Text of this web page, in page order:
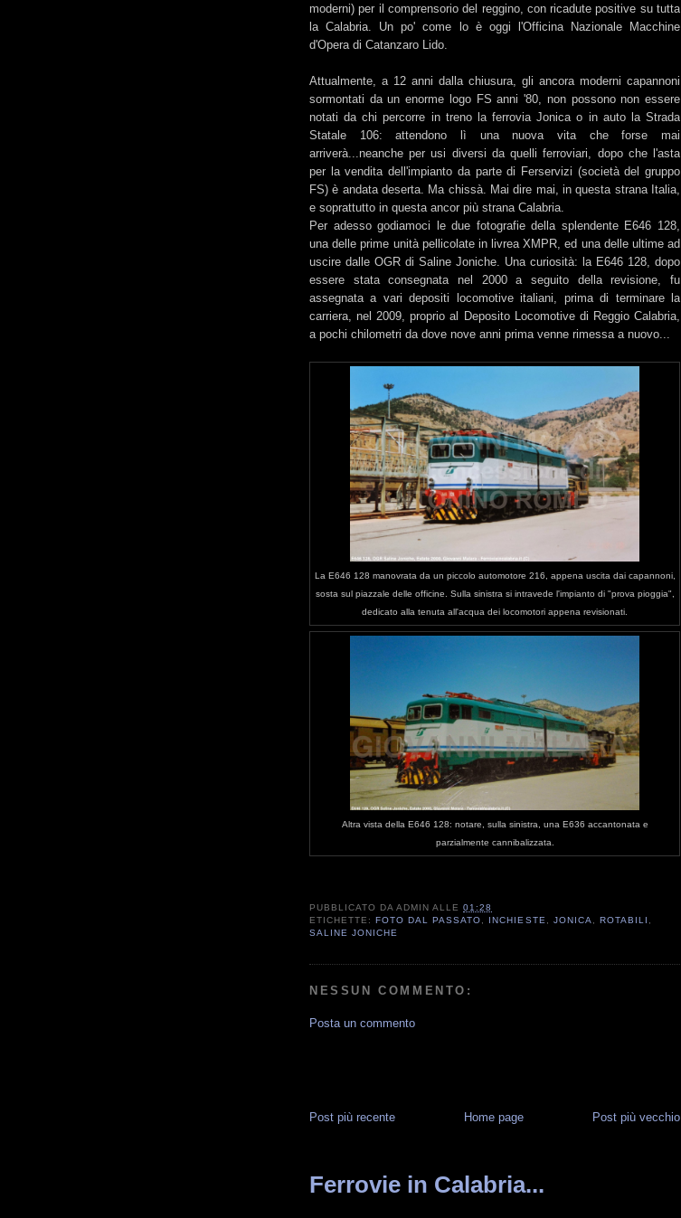
moderni) per il comprensorio del reggino, con ricadute positive su tutta
la Calabria. Un po' come lo è oggi l'Officina Nazionale Macchine
d'Opera di Catanzaro Lido.
Attualmente, a 12 anni dalla chiusura, gli ancora moderni capannoni
sormontati da un enorme logo FS anni '80, non possono non essere
notati da chi percorre in treno la ferrovia Jonica o in auto la Strada
Statale 106: attendono lì una nuova vita che forse mai
arriverà...neanche per usi diversi da quelli ferroviari, dopo che l'asta
per la vendita dell'impianto da parte di Ferservizi (società del gruppo
FS) è andata deserta. Ma chissà. Mai dire mai, in questa strana Italia,
e soprattutto in questa ancor più strana Calabria.
Per adesso godiamoci le due fotografie della splendente E646 128,
una delle prime unità pellicolate in livrea XMPR, ed una delle ultime ad
uscire dalle OGR di Saline Joniche. Una curiosità: la E646 128, dopo
essere stata consegnata nel 2000 a seguito della revisione, fu
assegnata a vari depositi locomotive italiani, prima di terminare la
carriera, nel 2009, proprio al Deposito Locomotive di Reggio Calabria,
a pochi chilometri da dove nove anni prima venne rimessa a nuovo...
La E646 128 manovrata da un piccolo automotore 216, appena uscita dai capannoni,
sosta sul piazzale delle officine. Sulla sinistra si intravede l'impianto di "prova pioggia",
dedicato alla tenuta all'acqua dei locomotori appena revisionati.
Altra vista della E646 128: notare, sulla sinistra, una E636 accantonata e
parzialmente cannibalizzata.
PUBBLICATO DAADMIN ALLE01:28
ETICHETTE:FOTO DAL PASSATO, INCHIESTE, JONICA, ROTABILI ,
SALINE JONICHE
NESSUN COMMENTO:
Posta un commento
Post più recente Post più vecchio
Home page
Ferrovie in Calabria...